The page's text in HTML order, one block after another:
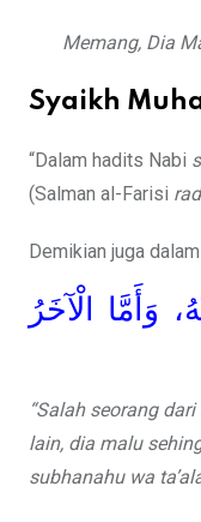
Memang, Dia
Syaikh
“Dalam hadits Nabi
(Salman al-Farisi
Demikian juga
وَأَمَّا الْآخَرُ
“Salah seorang
lain, dia malu
subhanahu wa